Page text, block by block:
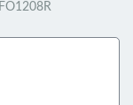
FO1208R